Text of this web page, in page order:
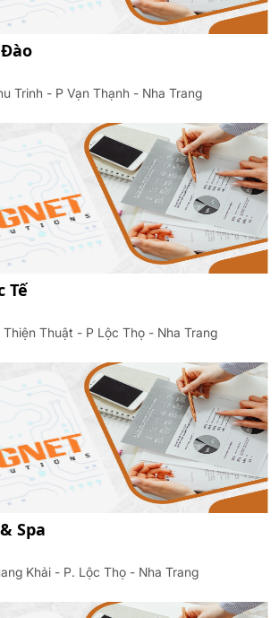
Trinh - P Vạn Thạnh - Nha Trang
Tế
Thuật - P Lộc Thọ - Nha Trang
Spa
Khải - P. Lộc Thọ - Nha Trang